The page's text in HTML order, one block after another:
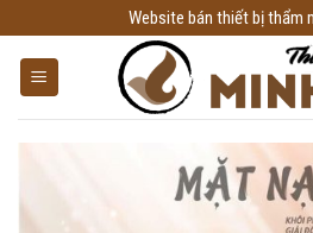
to
content
Website bán thiết bị thẩm